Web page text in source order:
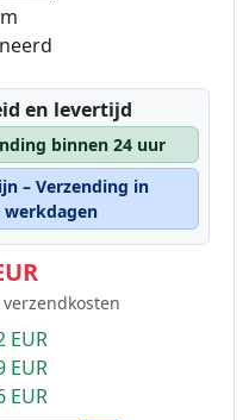
en levertijd
binnen 24 uur
– Verzending in
werkdagen
EUR
EUR